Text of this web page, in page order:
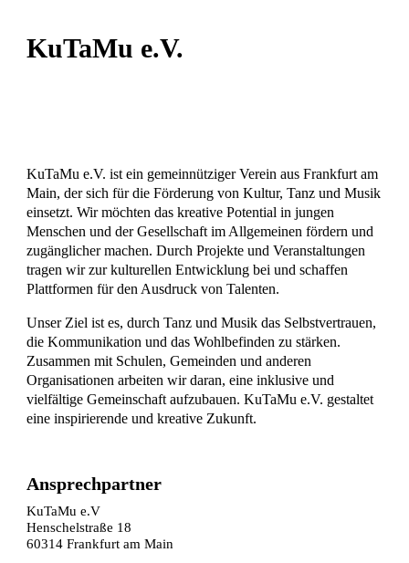
KuTaMu e.V.
KuTaMu e.V. ist ein gemeinnütziger Verein aus Frankfurt am
Main, der sich für die Förderung von Kultur, Tanz und Musik
einsetzt. Wir möchten das kreative Potential in jungen
Menschen und der Gesellschaft im Allgemeinen fördern und
zugänglicher machen. Durch Projekte und Veranstaltungen
tragen wir zur kulturellen Entwicklung bei und schaffen
Plattformen für den Ausdruck von Talenten.
Unser Ziel ist es, durch Tanz und Musik das Selbstvertrauen,
die Kommunikation und das Wohlbefinden zu stärken.
Zusammen mit Schulen, Gemeinden und anderen
Organisationen arbeiten wir daran, eine inklusive und
vielfältige Gemeinschaft aufzubauen. KuTaMu e.V. gestaltet
eine inspirierende und kreative Zukunft.
Ansprechpartner
KuTaMu e.V
Henschelstraße 18
60314 Frankfurt am Main